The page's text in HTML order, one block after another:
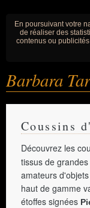
En poursuivant votre
de réaliser des
contenus ou
Barbara
Coussins
Découvrez les
tissus de
amateurs
haut de gamme
étoffes signées